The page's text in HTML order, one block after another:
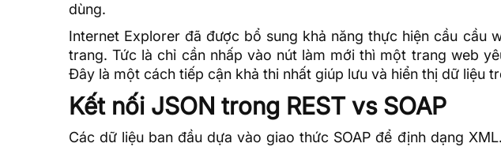
dùng.
Internet Explorer đã được bổ sung khả năng thực hiện cầu cầu
trang. Tức là chỉ cần nhấp vào nút làm mới thì một trang web
Đây là một cách tiếp cận khả thi nhất giúp lưu và hiển thị dữ liệu
Kết nối JSON trong REST vs SOAP
Các dữ liệu ban đầu dựa vào giao thức SOAP để định dạng XML